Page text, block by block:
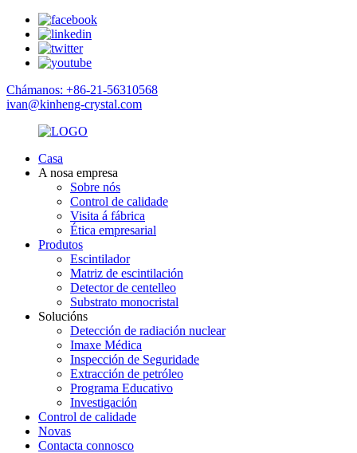
Chámanos: +86-21-56310568
ivan@kinheng-crystal.com
Casa
A nosa empresa
Sobre nós
Control de calidade
Visita á fábrica
Ética empresarial
Produtos
Escintilador
Matriz de escintilación
Detector de centelleo
Substrato monocristal
Solucións
Detección de radiación nuclear
Imaxe Médica
Inspección de Seguridade
Extracción de petróleo
Programa Educativo
Investigación
Control de calidade
Novas
Contacta connosco